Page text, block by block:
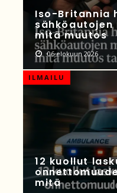
Iso-Britannia
mitä muutos
06 elokuun 2026
ILMAILU
12 kuollut
mitä